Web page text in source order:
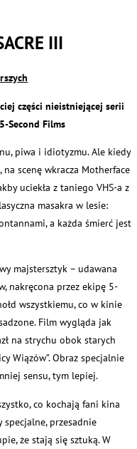
III
części nieistniejącej serii
Second Films
piwa i idiotyzmu. Ale kiedy
scenę wkracza Motherface
uciekła z taniego VHS-a z
masakra w lesie:
a każda śmierć jest
majstersztyk – udawana
nakręcona przez ekipę 5-
wszystkiemu, co w kinie
Film wygląda jak
na strychu obok starych
Wiązów”. Obraz specjalnie
sensu, tym lepiej.
co kochają fani kina
specjalne, przesadnie
że stają się sztuką. W